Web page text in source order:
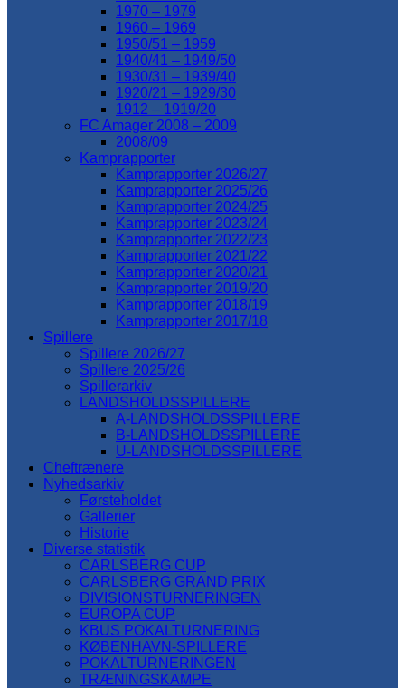
1970 – 1979
1960 – 1969
1950/51 – 1959
1940/41 – 1949/50
1930/31 – 1939/40
1920/21 – 1929/30
1912 – 1919/20
FC Amager 2008 – 2009
2008/09
Kamprapporter
Kamprapporter 2026/27
Kamprapporter 2025/26
Kamprapporter 2024/25
Kamprapporter 2023/24
Kamprapporter 2022/23
Kamprapporter 2021/22
Kamprapporter 2020/21
Kamprapporter 2019/20
Kamprapporter 2018/19
Kamprapporter 2017/18
Spillere
Spillere 2026/27
Spillere 2025/26
Spillerarkiv
LANDSHOLDSSPILLERE
A-LANDSHOLDSSPILLERE
B-LANDSHOLDSSPILLERE
U-LANDSHOLDSSPILLERE
Cheftrænere
Nyhedsarkiv
Førsteholdet
Gallerier
Historie
Diverse statistik
CARLSBERG CUP
CARLSBERG GRAND PRIX
DIVISIONSTURNERINGEN
EUROPA CUP
KBUS POKALTURNERING
KØBENHAVN-SPILLERE
POKALTURNERINGEN
TRÆNINGSKAMPE